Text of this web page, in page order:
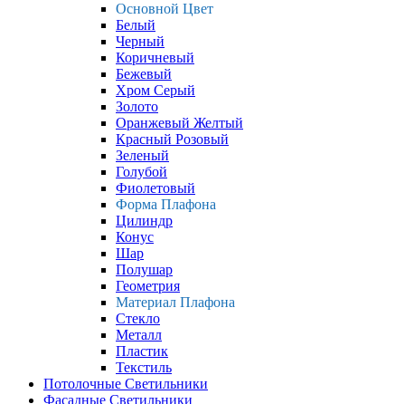
Основной Цвет
Белый
Черный
Коричневый
Бежевый
Хром Серый
Золото
Оранжевый Желтый
Красный Розовый
Зеленый
Голубой
Фиолетовый
Форма Плафона
Цилиндр
Конус
Шар
Полушар
Геометрия
Материал Плафона
Стекло
Металл
Пластик
Текстиль
Потолочные Светильники
Фасадные Светильники